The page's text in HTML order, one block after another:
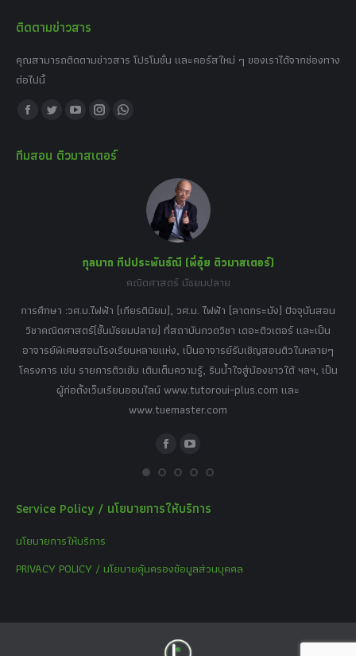
ติดตามข่าวสาร
คุณสามารถติดตามข่าวสาร โปรโมชั่น และคอร์สใหม่ ๆ ของเราได้จากช่องทาง
ต่อไปนี้
Find us on:
Facebook
opens
Twitter
opens
YouTube
opens
Instagram
opens
Whatsapp
window
ทีมสอน ติวมาสเตอร์
กุลนาถ ทีปประพันธ์ณี (พี่อุ๋ย ติวมาสเตอร์)
คณิตศาสตร์ มัธยมปลาย
การศึกษา :วศ.บ.ไฟฟ้า (เกียรตินิยม), วศ.ม. ไฟฟ้า (ลาดกระบัง) ปัจจุบันสอน
วิชาคณิตศาสตร์(ชั้นมัธยมปลาย) ที่สถาบันกวดวิชา เดอะติวเตอร์ และเป็น
อาจารย์พิเศษสอนโรงเรียนหลายแห่ง, เป็นอาจารย์รับเชิญสอนติวในหลายๆ
โครงการ เช่น รายการติวเข้ม เติมเต็มความรู้, รินน้ำใจสู่น้องชาวใต้ ฯลฯ, เป็น
ผู้ก่อตั้งเว็บเรียนออนไลน์ www.tutoroui-plus.com และ
www.tuemaster.com
FacebookYouTube
Service Policy / นโยบายการให้บริการ
นโยบายการให้บริการ
PRIVACY POLICY / นโยบายคุ้มครองข้อมูลส่วนบุคคล